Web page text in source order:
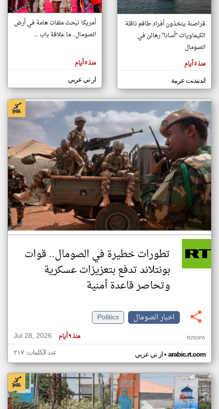
تغيير الدولة
اخبار الصومال على مدار الساعة
أهم اخبار الصومال العاجلة والمباشرة
المقالات
هنا عن
وجهة
كاتبيها.
قراصنة يتخذون أفراد طاقم ناقلة
الكيماويات "أسانا" رهائن في
الصومال
منذ ٥ أيام
اندبندنت عربية
أمريكا تبحث ملفات هامة في أرض
الصومال.. ما علاقة باب ...
منذ ٥ أيام
ار تي عربي
تطورات خطيرة في الصومال.. قوات
بونتلاند تدفع بتعزيزات عسكرية
وتحاصر قاعدة أمنية
اخبار الصومال
Politics
Jul 28, 2026
منذ ٩ أيام RZ60PA
ار تي عربي• arabic.rt.com عدد الكلمات: ٢١٧
klyoum.com